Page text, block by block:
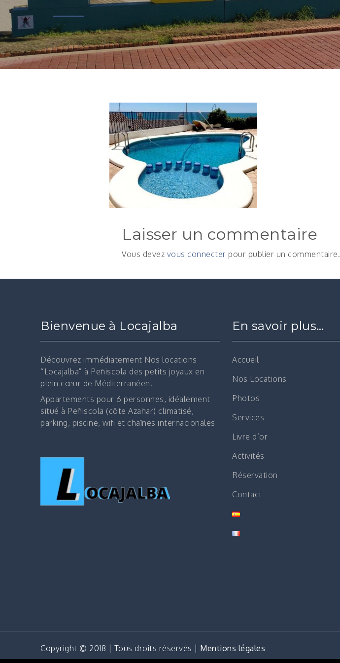
Laisser un commentaire
Vous devez vous connecter pour publier un commentaire.
Bienvenue à Locajalba
Découvrez immédiatement Nos locations
“Locajalba” à Peñiscola des petits joyaux en
plein cœur de Méditerranéen.
Appartements pour 6 personnes, idéalement
situé à Peñiscola (côte Azahar) climatisé,
parking, piscine, wifi et chaînes internacionales
En savoir plus…
Accueil
Nos Locations
Photos
Services
Livre d’or
Activités
Réservation
Contact
Copyright © 2018 | Tous droits réservés | Mentions légales